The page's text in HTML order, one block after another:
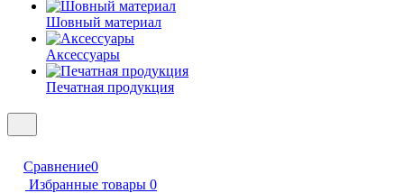
Шовный материал
Аксессуары
Печатная продукция
Сравнение0
Избранные товары 0